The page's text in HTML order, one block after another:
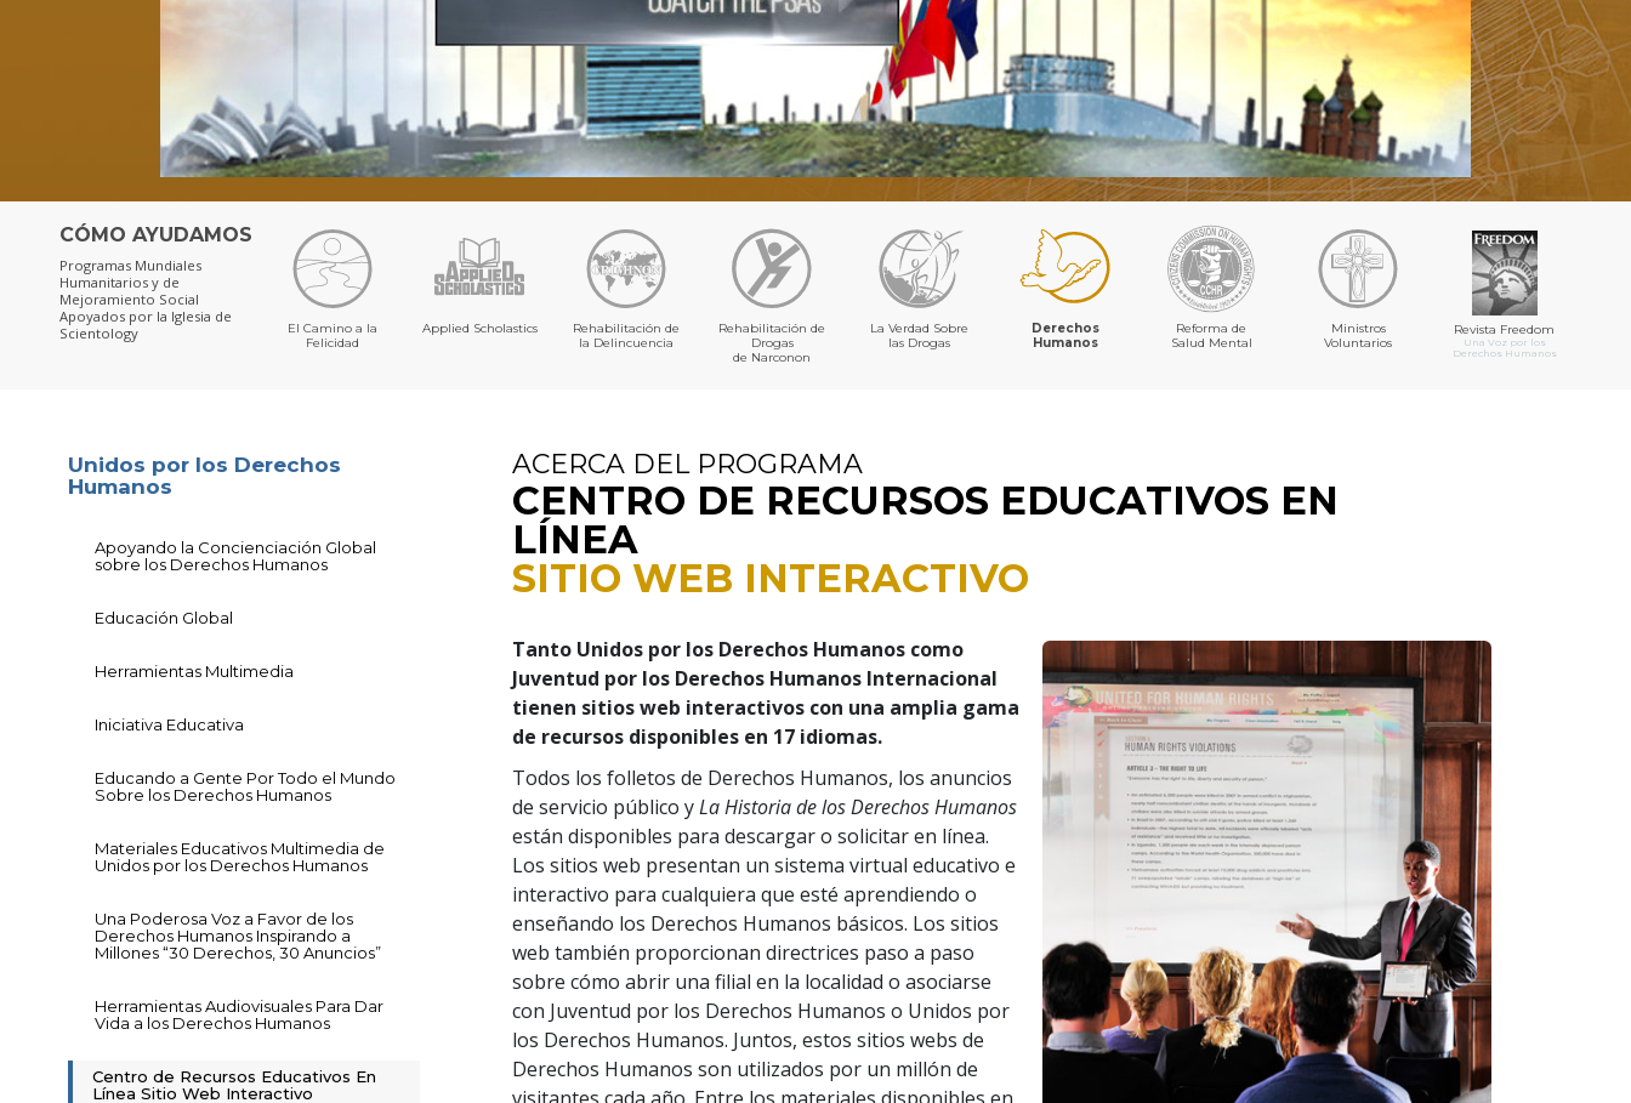
CÓMO AYUDAMOS
Programas Mundiales
Humanitarios y de
Mejoramiento Social
Apoyados por la Iglesia de
Scientology
El Camino a la
Felicidad
Applied Scholastics
Rehabilitación de
la Delincuencia
Rehabilitación de
Drogas
de Narconon
La Verdad Sobre
las Drogas
Derechos
Humanos
Reforma de
Salud Mental
Ministros
Voluntarios
Revista Freedom
Una Voz por los
Derechos Humanos
ACERCA DEL PROGRAMA
CENTRO DE RECURSOS EDUCATIVOS EN
LÍNEA
SITIO WEB INTERACTIVO
Tanto Unidos por los Derechos Humanos como
Juventud por los Derechos Humanos Internacional
tienen sitios web interactivos con una amplia gama
de recursos disponibles en 17 idiomas.
Todos los folletos de Derechos Humanos, los anuncios
de servicio público yLa Historia de los Derechos Humanos
están disponibles para descargar o solicitar en línea.
Los sitios web presentan un sistema virtual educativo e
interactivo para cualquiera que esté aprendiendo o
enseñando los Derechos Humanos básicos. Los sitios
web también proporcionan directrices paso a paso
sobre cómo abrir una filial en la localidad o asociarse
con Juventud por los Derechos Humanos o Unidos por
los Derechos Humanos. Juntos, estos sitios webs de
Derechos Humanos son utilizados por un millón de
Unidos por los Derechos
Humanos
Apoyando la Concienciación Global
sobre los Derechos Humanos
Educación Global
Herramientas Multimedia
Iniciativa Educativa
Educando a Gente Por Todo el Mundo
Sobre los Derechos Humanos
Materiales Educativos Multimedia de
Unidos por los Derechos Humanos
Una Poderosa Voz a Favor de los
Derechos Humanos Inspirando a
Millones “30 Derechos, 30 Anuncios”
Herramientas Audiovisuales Para Dar
Vida a los Derechos Humanos
Centro de Recursos Educativos En
Línea Sitio Web Interactivo